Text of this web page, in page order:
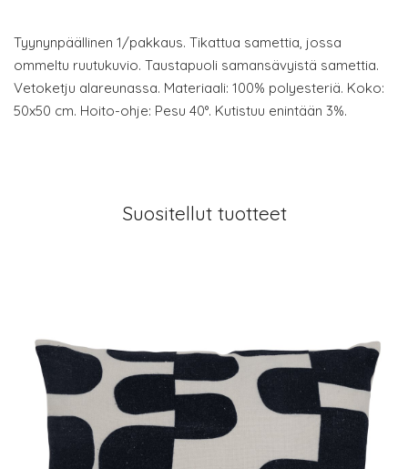
Tyynynpäällinen 1/pakkaus. Tikattua samettia, jossa
ommeltu ruutukuvio. Taustapuoli samansävyistä samettia.
Vetoketju alareunassa. Materiaali: 100% polyesteriä. Koko:
50x50 cm. Hoito-ohje: Pesu 40°. Kutistuu enintään 3%.
Suositellut tuotteet